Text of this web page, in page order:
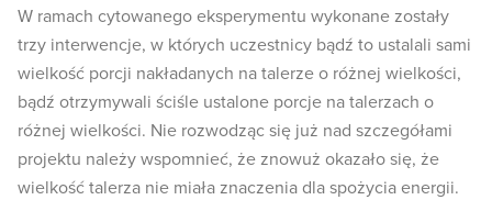
W ramach cytowanego eksperymentu wykonane zostały
trzy interwencje, w których uczestnicy bądź to ustalali sami
wielkość porcji nakładanych na talerze o różnej wielkości,
bądź otrzymywali ściśle ustalone porcje na talerzach o
różnej wielkości. Nie rozwodząc się już nad szczegółami
projektu należy wspomnieć, że znowuż okazało się, że
wielkość talerza nie miała znaczenia dla spożycia energii.